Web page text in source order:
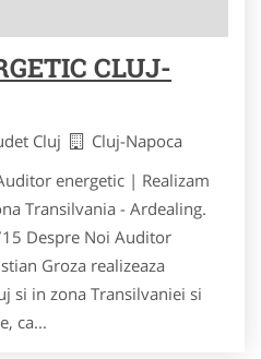
CLUJ-
Cluj
Cluj-Napoca
energetic | Realizam
Transilvania - Ardealing.
Despre Noi Auditor
Groza realizeaza
si in zona Transilvaniei si
ca...